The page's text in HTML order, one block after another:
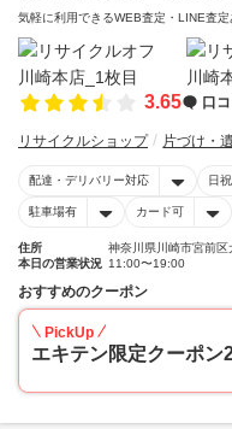
気軽に利用できるWEB査定・LINE査定
3.65 口コ
リサイクルショップ 片づけ・
配達・デリバリー対応 日
駐車場有 カード可
住所
神奈川県川崎市宮前区
本日の営業状況 11:00〜19:00
おすすめのクーポン
PickUp
エキテン限定クーポン